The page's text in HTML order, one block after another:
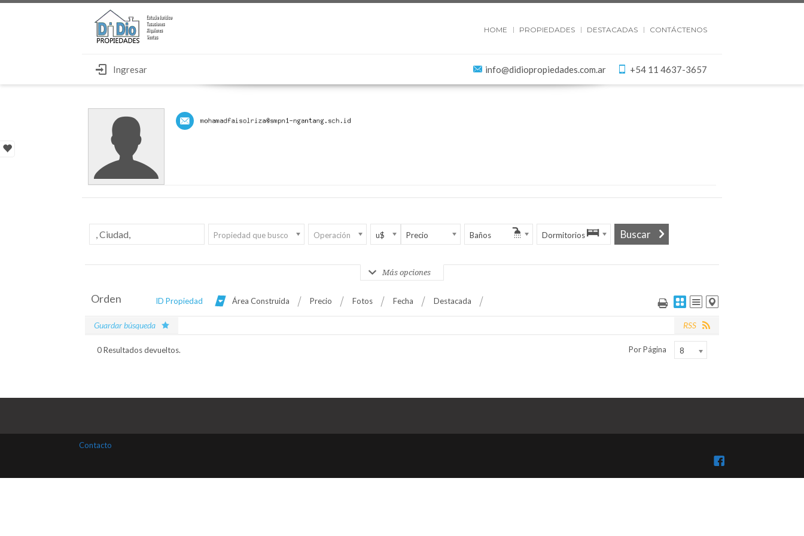
HOME PROPIEDADES DESTACADAS CONTÁCTENOS
Ingresar +54 11 4637-3657
info@didiopropiedades.com.ar
Propiedad que busco Operación u$ Precio Baños Dormitorios
Más opciones
Orden ID Propiedad Área Construida Precio Fotos Fecha Destacada
RSS
Guardar búsqueda
0 Resultados devueltos. Por Página 8
Facebook
Contacto